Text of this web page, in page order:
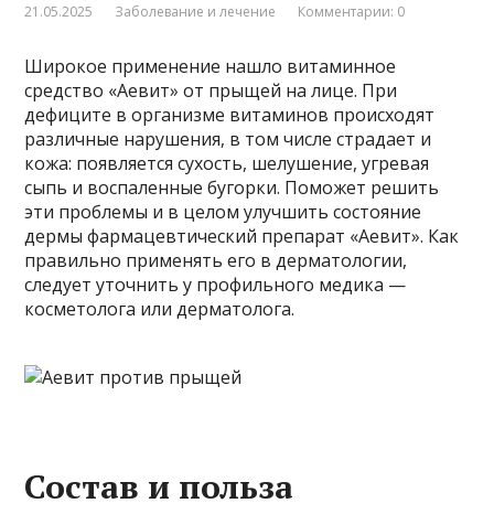
21.05.2025 Заболевание и лечение Комментарии: 0
Широкое применение нашло витаминное
средство «Аевит» от прыщей на лице. При
дефиците в организме витаминов происходят
различные нарушения, в том числе страдает и
кожа: появляется сухость, шелушение, угревая
сыпь и воспаленные бугорки. Поможет решить
эти проблемы и в целом улучшить состояние
дермы фармацевтический препарат «Аевит». Как
правильно применять его в дерматологии,
следует уточнить у профильного медика —
косметолога или дерматолога.
Состав и польза